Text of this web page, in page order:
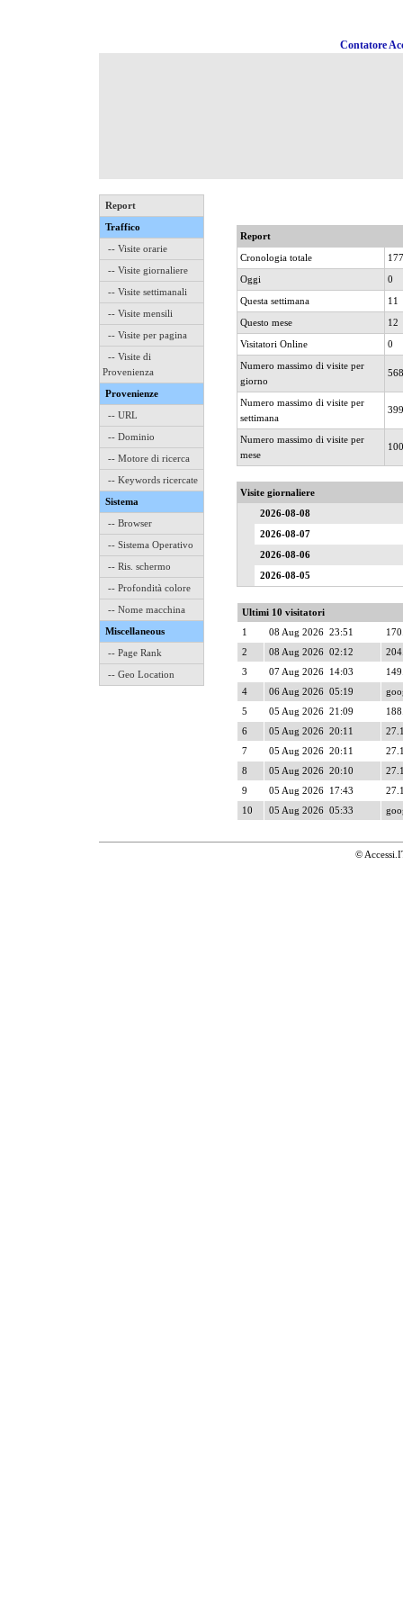
Contatore
Report
Traffico
-- Visite orarie
-- Visite giornaliere
-- Visite settimanali
-- Visite mensili
-- Visite per pagina
-- Visite di
Provenienza
Provenienze
-- URL
-- Dominio
-- Motore di ricerca
-- Keywords ricercate
Sistema
-- Browser
-- Sistema Operativo
-- Ris. schermo
-- Profondità colore
-- Nome macchina
Miscellaneous
-- Page Rank
-- Geo Location
Report
Cronologia totale
Oggi
0
Questa settimana
11
Questo mese
12
Visitatori Online
0
Numero massimo di visite per
giorno
568
Numero massimo di visite per
settimana
Numero massimo di visite per
mese
Visite giornaliere
2026-08-08
2026-08-07
2026-08-06
2026-08-05
Ultimi 10 visitatori
1
08 Aug 2026 23:51
2
08 Aug 2026 02:12
3
07 Aug 2026 14:03
4
06 Aug 2026 05:19
5
05 Aug 2026 21:09
6
05 Aug 2026 20:11
7
05 Aug 2026 20:11
8
05 Aug 2026 20:10
9
05 Aug 2026 17:43
10
05 Aug 2026 05:33
©